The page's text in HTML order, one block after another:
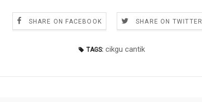
SHARE ON FACEBOOK SHARE ON TWITTER
TAGS: cikgu cantik